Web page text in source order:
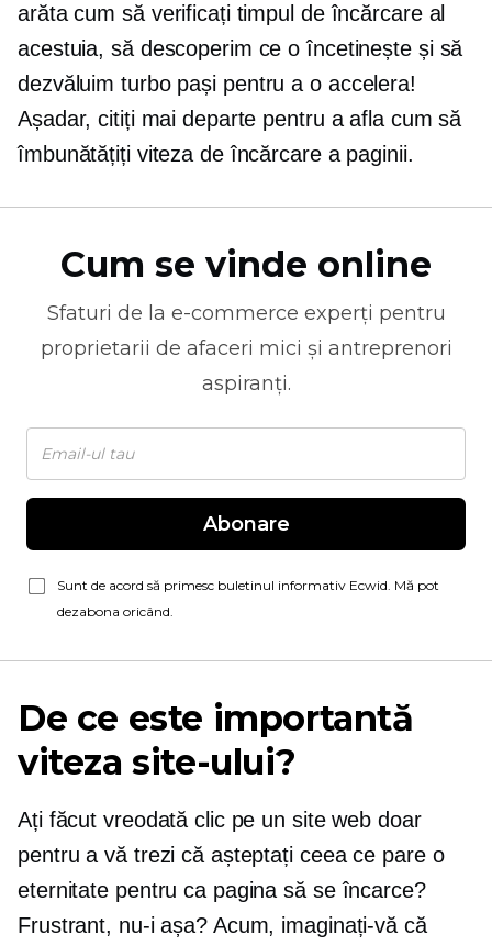
arăta cum să verificați timpul de încărcare al
acestuia, să descoperim ce o încetinește și să
dezvăluimturbopași pentru a o accelera!
Așadar, citiți mai departe pentru a afla cum să
îmbunătățiți viteza de încărcare a paginii.
Cum se vinde online
Sfaturi de la e-commerce experți pentru
proprietarii de afaceri mici și antreprenori
aspiranți.
Abonare
Sunt de acord să primesc buletinul informativ Ecwid. Mă pot
dezabona oricând.
De ce este importantă
viteza site-ului?
Ați făcut vreodată clic pe un site web doar
pentru a vă trezi că așteptați ceea ce pare o
eternitate pentru ca pagina să se încarce?
Frustrant, nu-i așa? Acum, imaginați-vă că